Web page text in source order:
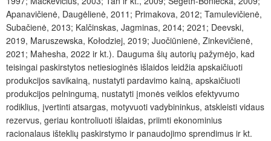
Apanavičienė, Daugėlienė, 2011; Primakova, 2012; Tamulevičienė,
Subačienė, 2013; Kalčinskas, Jagminas, 2014; 2021; Deevski,
2019, Maruszewska, Kołodziej, 2019; Juočiūnienė, Zinkevičienė,
2021; Mahesha, 2022 ir kt.). Dauguma šių autorių pažymėjo, kad
teisingai paskirstytos netiesioginės išlaidos leidžia apskaičiuoti
produkcijos savikainą, nustatyti pardavimo kainą, apskaičiuoti
produkcijos pelningumą, nustatyti įmonės veiklos efektyvumo
rodiklius, įvertinti atsargas, motyvuoti vadybininkus, atskleisti vidaus
rezervus, geriau kontroliuoti išlaidas, priimti ekonominius
racionalaus išteklių paskirstymo ir panaudojimo sprendimus ir kt.